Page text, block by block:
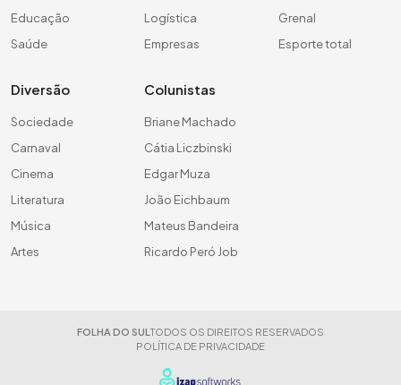
Educação
Saúde
Logística
Empresas
Grenal
Esporte total
Diversão
Sociedade
Carnaval
Cinema
Literatura
Música
Artes
Colunistas
Briane Machado
Cátia Liczbinski
Edgar Muza
João Eichbaum
Mateus Bandeira
Ricardo Peró Job
FOLHA DO SUL TODOS OS DIREITOS RESERVADOS
POLÍTICA DE PRIVACIDADE